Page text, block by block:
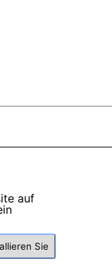
auf
Sie